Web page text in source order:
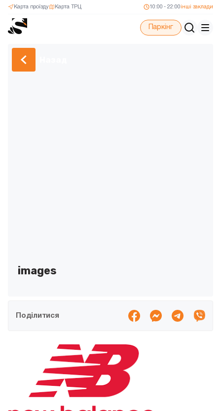
Карта ТРЦ
Карта проїзду 10:00 - 22:00 інші заклади
Паркінг
images
Поділитися